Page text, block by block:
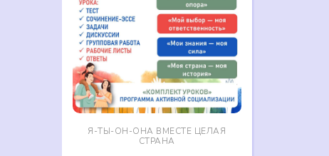
Я-ТЫ-ОН-ОНА ВМЕСТЕ ЦЕЛАЯ
СТРАНА